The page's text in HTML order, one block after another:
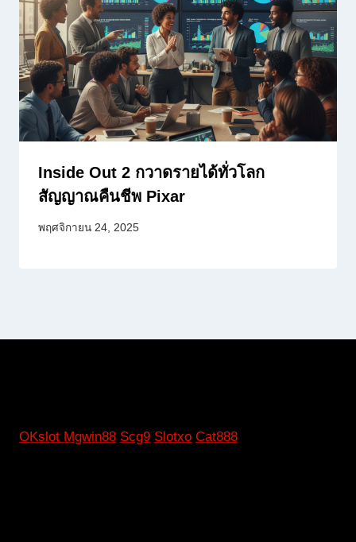
Inside Out 2 กวาดรายได้ทั่วโลก
สัญญาณคืนชีพ Pixar
พฤศจิกายน 24, 2025
OKslot Mgwin88 Scg9 Slotxo Cat888